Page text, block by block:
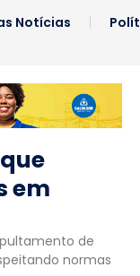
Notícias
em
de
normas